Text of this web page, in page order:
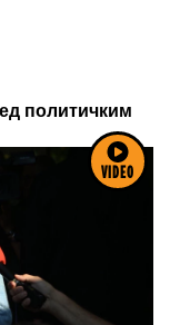
VIDEO
što stigne na
planira